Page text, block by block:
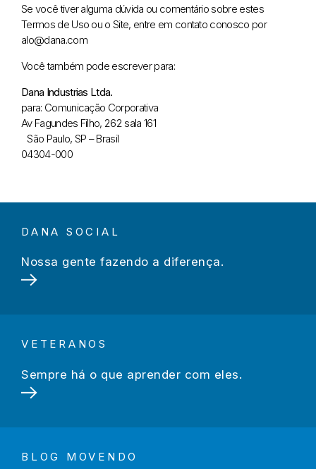
Se você tiver alguma dúvida ou comentário sobre estes
Termos de Uso ou o Site, entre em contato conosco por
alo@dana.com
Você também pode escrever para:
Dana Industrias Ltda.
para: Comunicação Corporativa
Av Fagundes Filho, 262 sala 161
São Paulo, SP – Brasil
04304-000
DANA SOCIAL
Nossa gente fazendo a diferença.
VETERANOS
Sempre há o que aprender com eles.
BLOG MOVENDO